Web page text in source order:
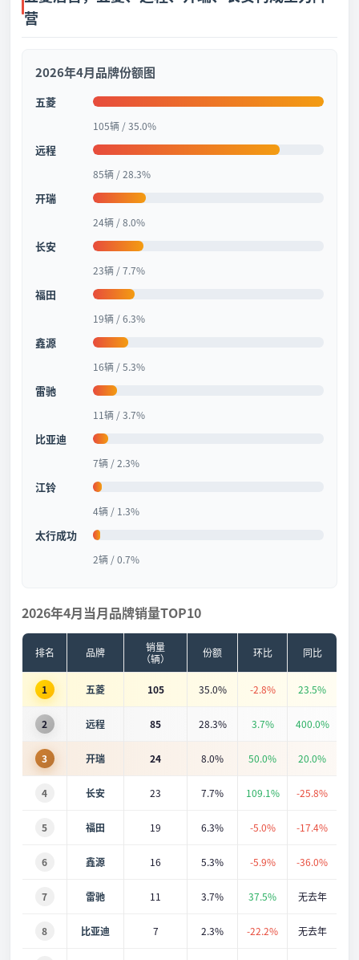
营
2026年4月品牌份额图
五菱
105辆 / 35.0%
远程
85辆 / 28.3%
开瑞
24辆 / 8.0%
长安
23辆 / 7.7%
福田
19辆 / 6.3%
鑫源
16辆 / 5.3%
雷驰
11辆 / 3.7%
比亚迪
7辆 / 2.3%
江铃
4辆 / 1.3%
太行成功
2辆 / 0.7%
2026年4月当月品牌销量TOP10
排名 品牌
销量
（辆）
份额 环比 同比
1 五菱 105 35.0% -2.8% 23.5%
2 远程 85 28.3% 3.7% 400.0%
3 开瑞 24 8.0% 50.0% 20.0%
4 长安 23 7.7% 109.1% -25.8%
5 福田 19 6.3% -5.0% -17.4%
6 鑫源 16 5.3% -5.9% -36.0%
7 雷驰 11 3.7% 37.5% 无去年
8 比亚迪 7 2.3% -22.2% 无去年